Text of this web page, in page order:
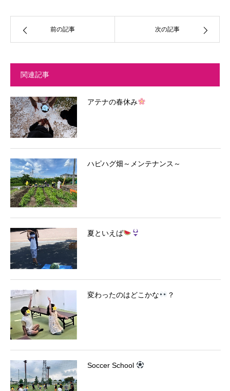
前の記事 次の記事
関連記事
アテナの春休み
ハピハグ畑～メンテナンス～
夏といえば
変わったのはどこかな ？
Soccer School